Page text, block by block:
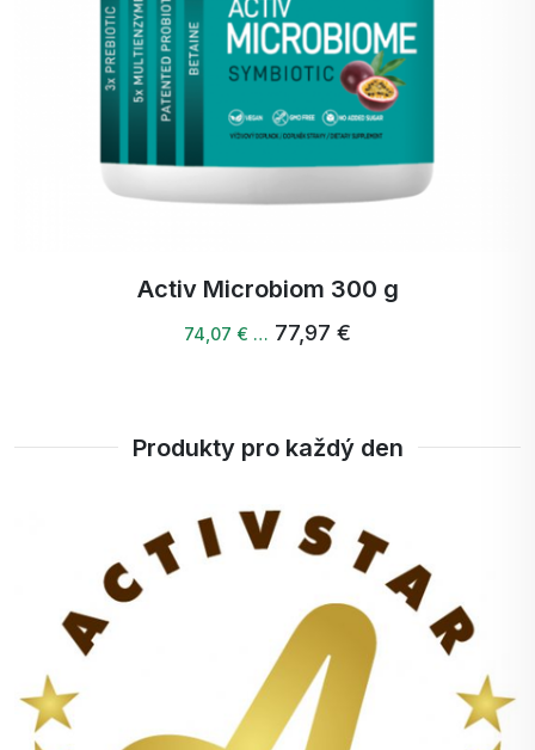
Když jde o děti, kompromisy nejsou přípustné.
ACTIV PROBIOTIC STARS je vyroben s
maximálním ohledem na bezpečnost a kvalitu. Co v
něm nikdy nenajdete?
❌ Žádné umělé příchutě a barviva
❌ Žádné alergeny - žádný lepek, laktóza, vejce,
ořechy, sója, ryby, korýši, kukuřice, brambory,
být jisti, že svému dítěti dáváte to nejlepší -
bezpečný a kvalitní doplněk stravy přizpůsobený i
Snadné použití - ideální pro rodinný život
Rodiče ocení, že ACTIV PROBIOTIC STARS je
maximálně praktický:
Jedna žvýkací tableta denně - to stačí k zajištění
všech potřebných živin.
Není třeba ji zapíjet vodou - ideální pro děti na
Activ Microbiom 300 g
74,07 € … 77,97 €
Produkty pro každý den